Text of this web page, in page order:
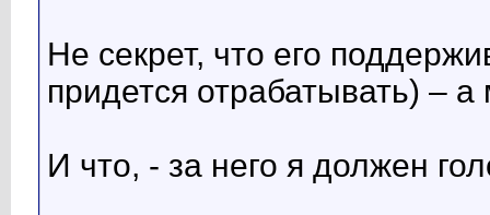
Не секрет, что его
придется отрабатывать) –
И что, - за него я должен